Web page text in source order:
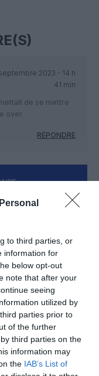
to third parties, or
information for
below opt-out
note that after your
seeing
utilized by
parties prior to
of the further
third parties on the
information may
the IAB’s List of
2023 - 14 h
41 min
de se mettre
over.
RÉPONDRE
!
à son
!